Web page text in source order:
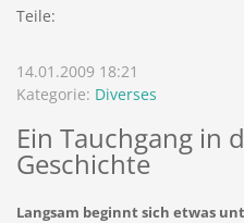
Teile:
14.01.2009 18:21
Kategorie: Diverses
Ein Tauchgang in
Geschichte
Langsam beginnt sich etwas